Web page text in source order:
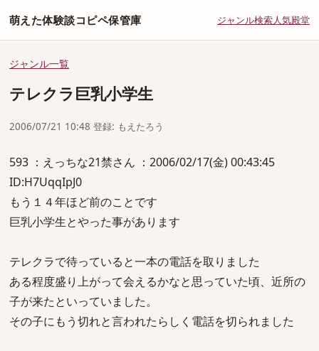
萌えた体験談コピペ保管庫 ジャンル検索人気殿堂
ジャンル一覧
テレクラ巨乳小学生
2006/07/21 10:48 登録: もえたろう
593 ：えっちな21禁さん ：2006/02/17(金) 00:43:45
ID:H7UqqIpJ0
もう１４年ほど前のことです
巨乳小学生とやった事があります
テレクラで待っていると一本の電話を取りました
ある程度盛り上がって会えるかなと思っていた頃、近所の
子が来たといっていました。
その子にもう切れと言われたらしく電話を切られました